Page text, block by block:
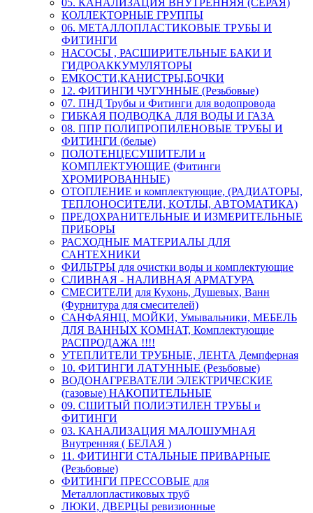
05. КАНАЛИЗАЦИЯ ВНУТРЕННЯЯ (СЕРАЯ)
КОЛЛЕКТОРНЫЕ ГРУППЫ
06. МЕТАЛЛОПЛАСТИКОВЫЕ ТРУБЫ И
ФИТИНГИ
НАСОСЫ , РАСШИРИТЕЛЬНЫЕ БАКИ И
ГИДРОАККУМУЛЯТОРЫ
ЕМКОСТИ,КАНИСТРЫ,БОЧКИ
12. ФИТИНГИ ЧУГУННЫЕ (Резьбовые)
07. ПНД Трубы и Фитинги для водопровода
ГИБКАЯ ПОДВОДКА ДЛЯ ВОДЫ И ГАЗА
08. ППР ПОЛИПРОПИЛЕНОВЫЕ ТРУБЫ И
ФИТИНГИ (белые)
ПОЛОТЕНЦЕСУШИТЕЛИ и
КОМПЛЕКТУЮЩИЕ (Фитинги
ХРОМИРОВАННЫЕ)
ОТОПЛЕНИЕ и комплектующие, (РАДИАТОРЫ,
ТЕПЛОНОСИТЕЛИ, КОТЛЫ, АВТОМАТИКА)
ПРЕДОХРАНИТЕЛЬНЫЕ И ИЗМЕРИТЕЛЬНЫЕ
ПРИБОРЫ
РАСХОДНЫЕ МАТЕРИАЛЫ ДЛЯ
САНТЕХНИКИ
ФИЛЬТРЫ для очистки воды и комплектующие
СЛИВНАЯ - НАЛИВНАЯ АРМАТУРА
СМЕСИТЕЛИ для Кухонь, Душевых, Ванн
(Фурнитура для смесителей)
САНФАЯНЦ, МОЙКИ, Умывальники, МЕБЕЛЬ
ДЛЯ ВАННЫХ КОМНАТ, Комплектующие
РАСПРОДАЖА !!!!
УТЕПЛИТЕЛИ ТРУБНЫЕ, ЛЕНТА Демпферная
10. ФИТИНГИ ЛАТУННЫЕ (Резьбовые)
ВОДОНАГРЕВАТЕЛИ ЭЛЕКТРИЧЕСКИЕ
(газовые) НАКОПИТЕЛЬНЫЕ
09. СШИТЫЙ ПОЛИЭТИЛЕН ТРУБЫ и
ФИТИНГИ
03. КАНАЛИЗАЦИЯ МАЛОШУМНАЯ
Внутренняя ( БЕЛАЯ )
11. ФИТИНГИ СТАЛЬНЫЕ ПРИВАРНЫЕ
(Резьбовые)
ФИТИНГИ ПРЕССОВЫЕ для
Металлопластиковых труб
ЛЮКИ, ДВЕРЦЫ ревизионные